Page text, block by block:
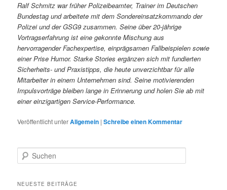
Ralf Schmitz war früher Polizeibeamter, Trainer im Deutschen
Bundestag und arbeitete mit dem Sondereinsatzkommando der
Polizei und der GSG9 zusammen. Seine über 20-jährige
Vortragserfahrung ist eine gekonnte Mischung aus
hervorragender Fachexpertise, einprägsamen Fallbeispielen sowie
einer Prise Humor. Starke Stories ergänzen sich mit fundierten
Sicherheits- und Praxistipps, die heute unverzichtbar für alle
Mitarbeiter in einem Unternehmen sind. Seine motivierenden
Impulsvorträge bleiben lange in Erinnerung und holen Sie ab mit
einer einzigartigen Service-Performance.
Veröffentlicht unterAllgemein |Schreibe einen Kommentar
u
h
NEUESTE BEITRÄGE